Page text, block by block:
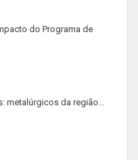
do Programa de
metalúrgicos da região...